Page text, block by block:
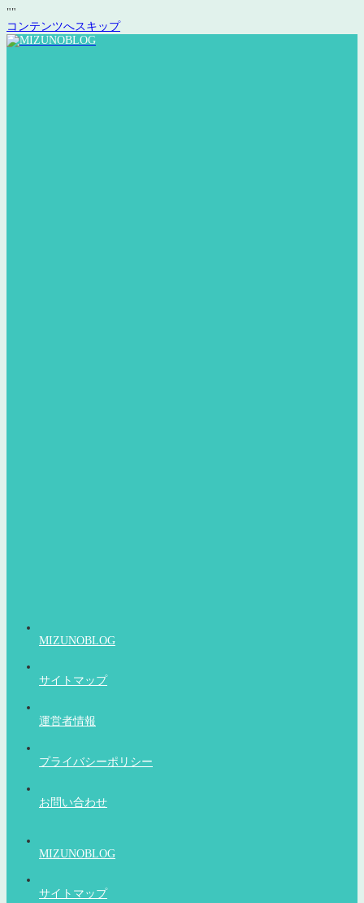
""
コンテンツへスキップ
MIZUNOBLOG
サイトマップ
運営者情報
プライバシーポリシー
お問い合わせ
MIZUNOBLOG
サイトマップ